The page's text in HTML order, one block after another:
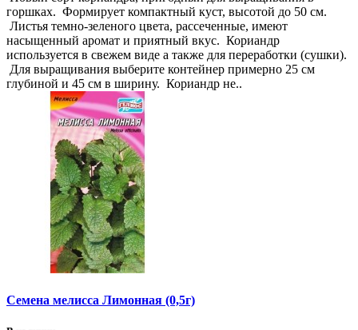
горшках. Формирует компактный куст, высотой до 50 см.
Листья темно-зеленого цвета, рассеченные, имеют
насыщенный аромат и приятный вкус. Кориандр
используется в свежем виде а также для переработки (сушки).
Для выращивания выберите контейнер примерно 25 см
глубиной и 45 см в ширину. Кориандр не..
Семена мелисса Лимонная (0,5г)